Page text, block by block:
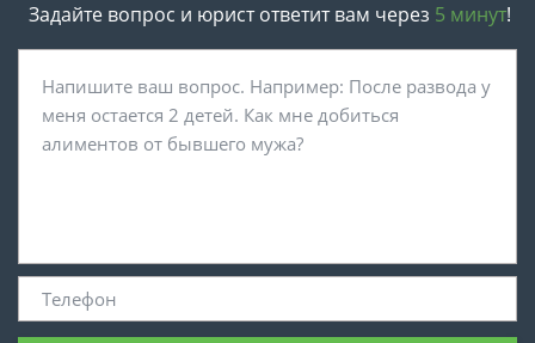
Задайте вопрос и юрист ответит вам через 5 минут!